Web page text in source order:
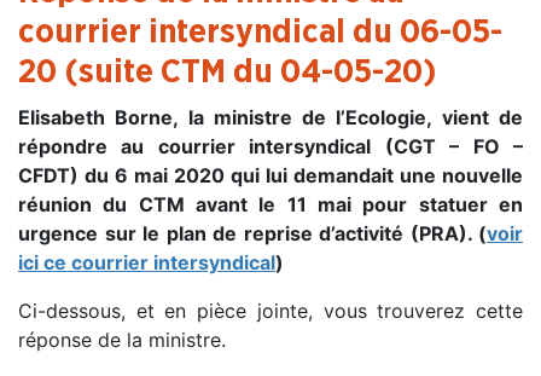
courrier intersyndical du 06-05-
20 (suite CTM du 04-05-20)
Elisabeth Borne, la ministre de l’Ecologie, vient de
répondre au courrier intersyndical (CGT – FO –
CFDT) du 6 mai 2020 qui lui demandait une nouvelle
réunion du CTM avant le 11 mai pour statuer en
urgence sur le plan de reprise d’activité (PRA). (voir
ici ce courrier intersyndical)
Ci-dessous, et en pièce jointe, vous trouverez cette
réponse de la ministre.